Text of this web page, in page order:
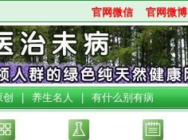
官网微信 官网微博
创|养生名人|有什么别有病